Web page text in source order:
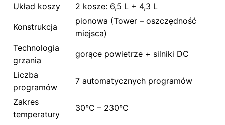
Układ koszy 2 kosze: 6,5 L + 4,3 L
Konstrukcja
pionowa (Tower – oszczędność
miejsca)
Technologia
grzania
gorące powietrze + silniki DC
Liczba
programów
7 automatycznych programów
Zakres
temperatury
30°C – 230°C